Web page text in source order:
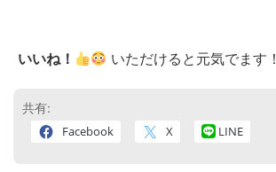
いいね！ いただけると元気でます！
共有:
Facebook X LINE